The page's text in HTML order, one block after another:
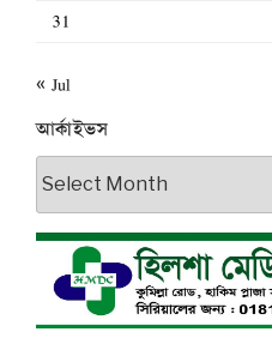
31
« Jul
আর্কাইভস
আর্কাইভস